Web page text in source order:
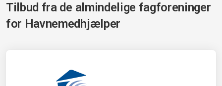
Tilbud fra de almindelige fagforeninger
for Havnemedhjælper